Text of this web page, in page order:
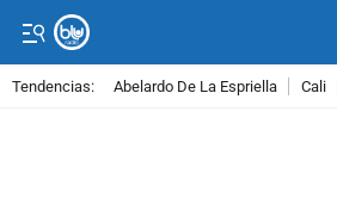
Tendencias: Abelardo De La Espriella Cali